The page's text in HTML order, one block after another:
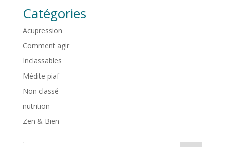
Catégories
Acupression
Comment agir
Inclassables
Médite piaf
Non classé
nutrition
Zen & Bien